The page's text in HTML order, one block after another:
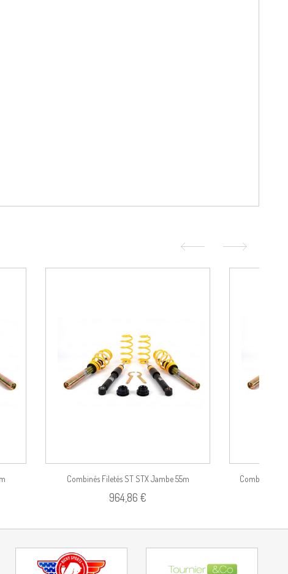
Combinés Filetés ST STX Jambe 55m
(Charges...
964,86 €
Combinés
Voir le produit